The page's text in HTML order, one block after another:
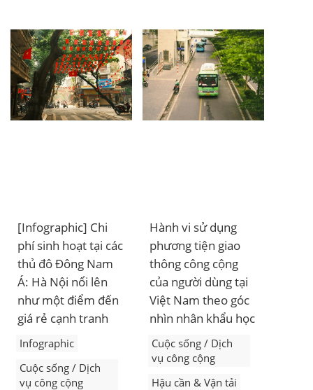
[Infographic] Chi
phí sinh hoạt tại các
thủ đô Đông Nam
Á: Hà Nội nổi lên
như một điểm đến
giá rẻ cạnh tranh
Infographic
Cuộc sống / Dịch
vụ công cộng
Hành vi sử dụng
phương tiện giao
thông công cộng
của người dùng tại
Việt Nam theo góc
nhìn nhân khẩu học
Cuộc sống / Dịch
vụ công cộng
Hậu cần & Vận tải
ĐĂNG KÝ NHẬN BẢN TIN